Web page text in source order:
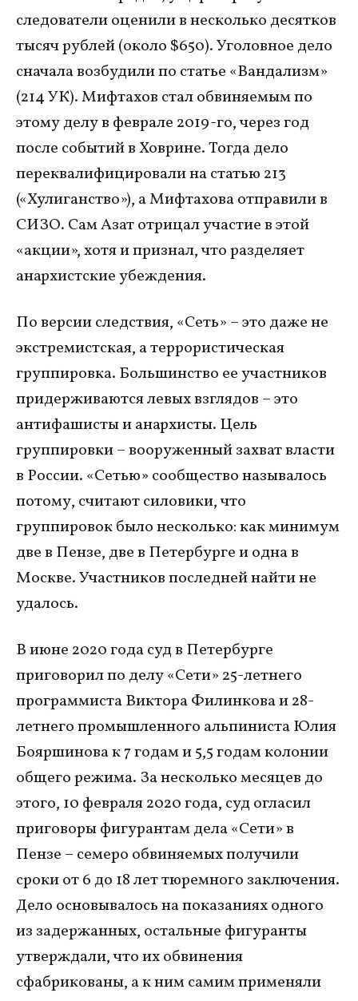
следователи оценили в несколько десятков
тысяч рублей (около $650). Уголовное дело
сначала возбудили по статье «Вандализм»
(214 УК). Мифтахов стал обвиняемым по
этому делу в феврале 2019-го, через год
после событий в Ховрине. Тогда дело
переквалифицировали на статью 213
(«Хулиганство»), а Мифтахова отправили в
СИЗО. Сам Азат отрицал участие в этой
«акции», хотя и признал, что разделяет
анархистские убеждения.
По версии следствия, «Сеть» – это даже не
экстремистская, а террористическая
группировка. Большинство ее участников
придерживаются левых взглядов – это
антифашисты и анархисты. Цель
группировки – вооруженный захват власти
в России. «Сетью» сообщество называлось
потому, считают силовики, что
группировок было несколько: как минимум
две в Пензе, две в Петербурге и одна в
Москве. Участников последней найти не
удалось.
В июне 2020 года суд в Петербурге
приговорил по делу «Сети» 25-летнего
программиста Виктора Филинкова и 28-
летнего промышленного альпиниста Юлия
Бояршинова к 7 годам и 5,5 годам колонии
общего режима. За несколько месяцев до
этого, 10 февраля 2020 года, суд огласил
приговоры фигурантам дела «Сети» в
Пензе – семеро обвиняемых получили
сроки от 6 до 18 лет тюремного заключения.
Дело основывалось на показаниях одного
из задержанных, остальные фигуранты
утверждали, что их обвинения
сфабрикованы, а к ним самим применяли